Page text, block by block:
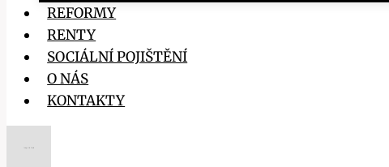
REFORMY
RENTY
SOCIÁLNÍ POJIŠTĚNÍ
O NÁS
KONTAKTY